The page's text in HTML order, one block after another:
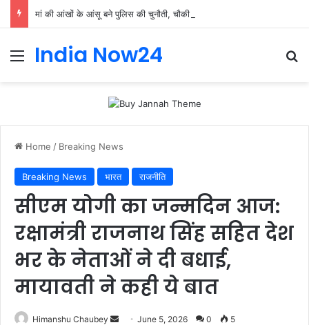
India Now24
Home / Breaking News
Breaking News भारत राजनीति
सीएम योगी का जन्मदिन आज:
रक्षामंत्री राजनाथ सिंह सहित देश
भर के नेताओं ने दी बधाई,
मायावती ने कही ये बात
Himanshu Chaubey June 5, 2026 0 5